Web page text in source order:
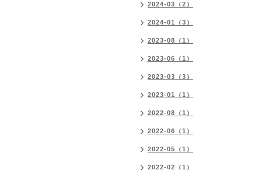
2024-03（2）
2024-01（3）
2023-08（1）
2023-06（1）
2023-03（3）
2023-01（1）
2022-08（1）
2022-06（1）
2022-05（1）
2022-02（1）